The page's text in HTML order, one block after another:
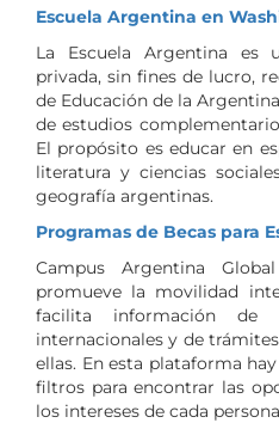
Escuela Argentina en
La Escuela Argentina es
privada, sin fines de lucro,
de Educación de la
de estudios
El propósito es educar en
literatura y ciencias
geografía argentinas.
Programas de Becas para
Campus Argentina
promueve la movilidad
facilita información de
internacionales y de
ellas. En esta plataforma
filtros para encontrar las
los intereses de cada